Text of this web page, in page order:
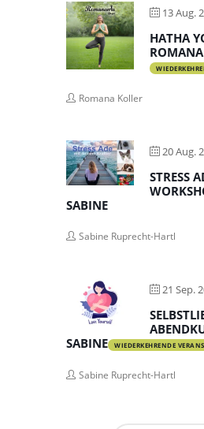
13 Aug.
HATHA
ROMANA
Romana Koller
20 Aug.
STRESS
SABINE
Sabine Ruprecht-Hartl
21 Sep.
SABINE
WIEDERKEHRENDE
Sabine Ruprecht-Hartl